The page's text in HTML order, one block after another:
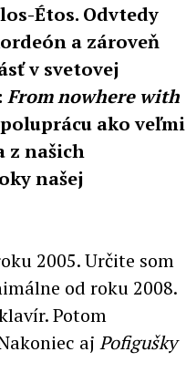
Étos. Odvtedy
a zároveň
v svetovej
From nowhere with
ako veľmi
z našich
našej
2005. Určite som
od roku 2008.
Potom
aj Pofigušky